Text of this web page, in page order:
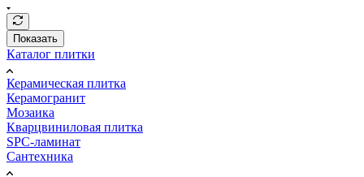
Показать
Каталог плитки
Керамическая плитка
Керамогранит
Мозаика
Кварцвиниловая плитка
SPC-ламинат
Сантехника